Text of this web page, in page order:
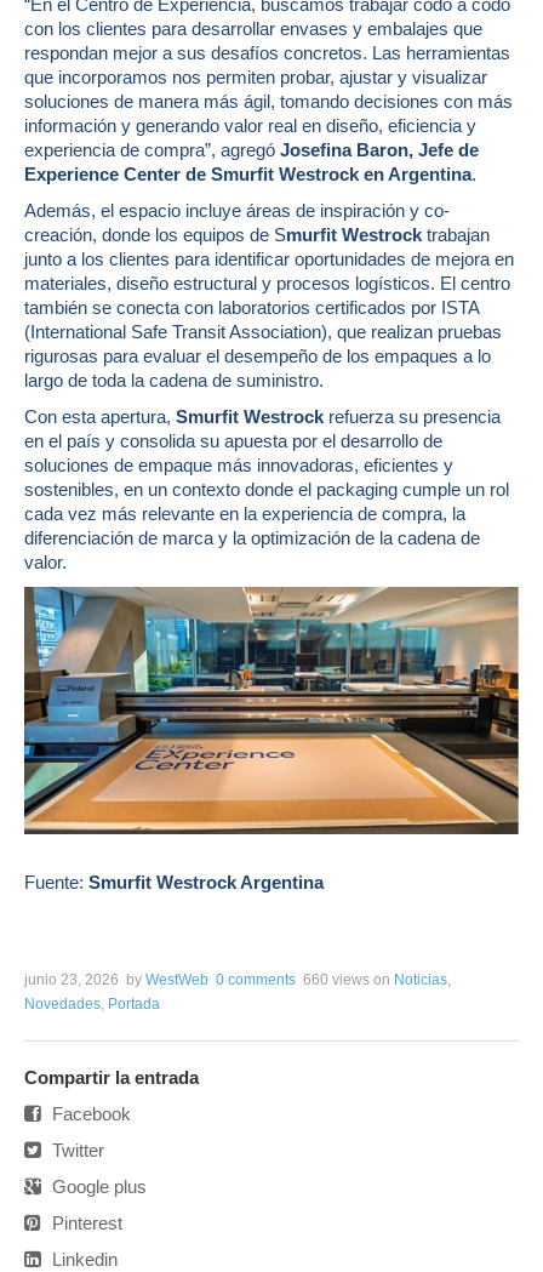
“En el Centro de Experiencia, buscamos trabajar codo a codo
con los clientes para desarrollar envases y embalajes que
respondan mejor a sus desafíos concretos. Las herramientas
que incorporamos nos permiten probar, ajustar y visualizar
soluciones de manera más ágil, tomando decisiones con más
información y generando valor real en diseño, eficiencia y
experiencia de compra”, agregó Josefina Baron, Jefe de
Experience Center de Smurfit Westrock en Argentina.
Además, el espacio incluye áreas de inspiración y co-
creación, donde los equipos de Smurfit Westrock trabajan
junto a los clientes para identificar oportunidades de mejora en
materiales, diseño estructural y procesos logísticos. El centro
también se conecta con laboratorios certificados por ISTA
(International Safe Transit Association), que realizan pruebas
rigurosas para evaluar el desempeño de los empaques a lo
largo de toda la cadena de suministro.
Con esta apertura, Smurfit Westrock refuerza su presencia
en el país y consolida su apuesta por el desarrollo de
soluciones de empaque más innovadoras, eficientes y
sostenibles, en un contexto donde el packaging cumple un rol
cada vez más relevante en la experiencia de compra, la
diferenciación de marca y la optimización de la cadena de
valor.
Fuente: Smurfit Westrock Argentina
junio 23, 2026 by WestWeb 0 comments 660 views on Noticias,
Novedades, Portada
Compartir la entrada
Facebook
Twitter
Google plus
Pinterest
Linkedin